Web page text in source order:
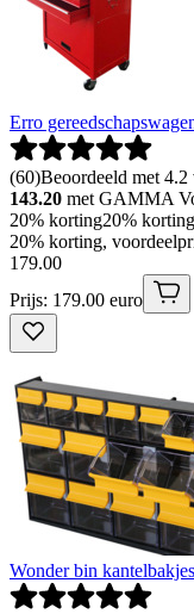
Erro
(60)Beoordeeld met
143.20 met GAMMA
20% korting20% korting
20% korting,
179.00
Prijs: 179.00 euro
Wonder bin